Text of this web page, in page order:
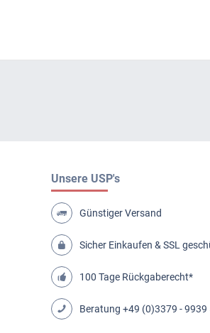
Unsere USP's
Günstiger Versand
Sicher Einkaufen & SSL
100 Tage Rückgaberecht*
Beratung +49 (0)3379 - 9939